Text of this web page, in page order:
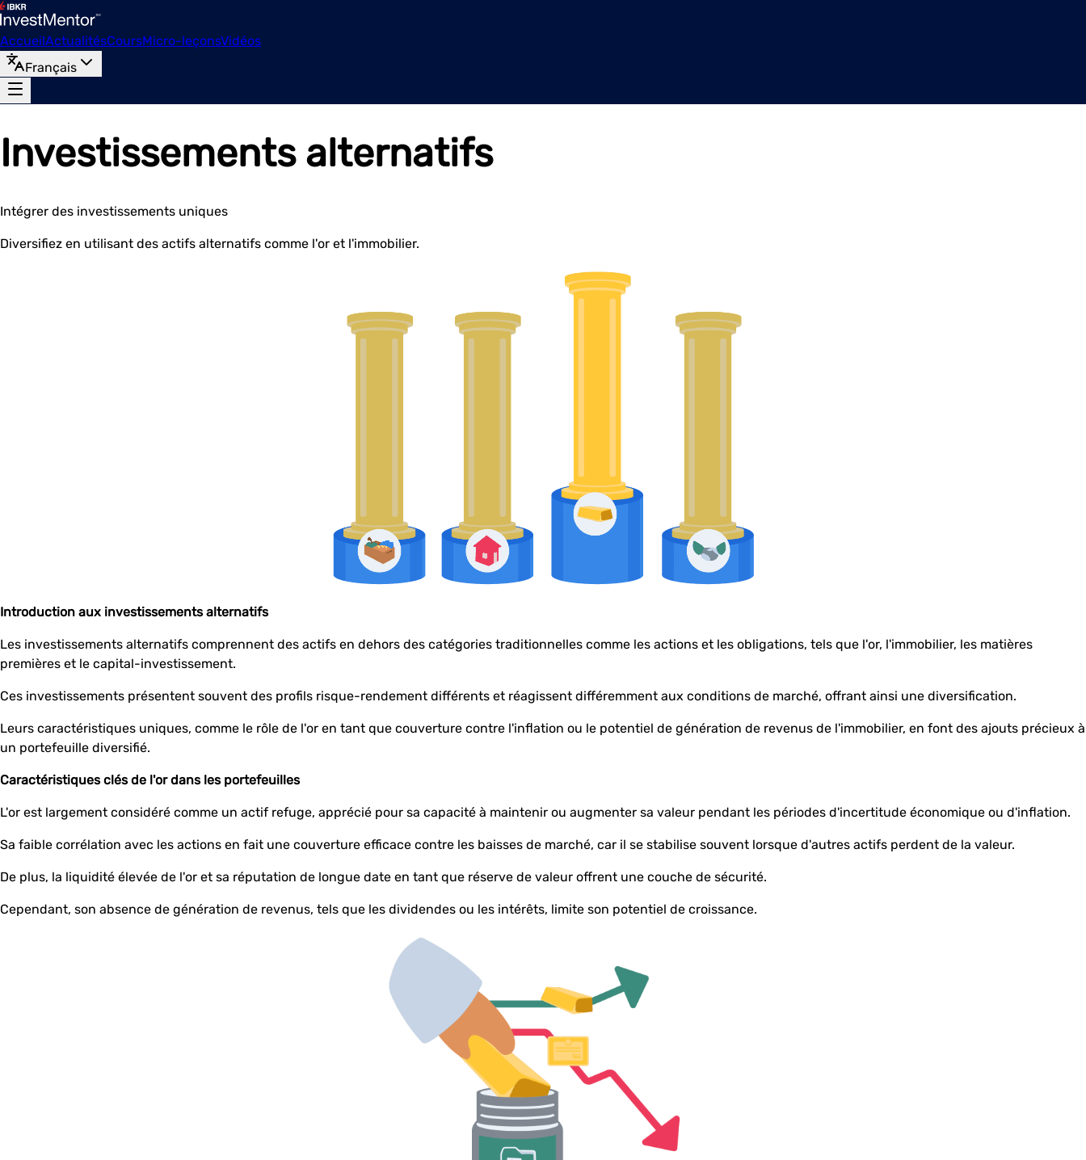
AccueilActualitésCoursMicro-leçonsVidéos
Français
Investissements alternatifs
Intégrer des investissements uniques
Diversifiez en utilisant des actifs alternatifs comme l'or et l'immobilier.
Introduction aux investissements alternatifs
Les investissements alternatifs comprennent des actifs en dehors des catégories traditionnelles comme les actions et les obligations, tels que l'or, l'immobilier, les matières
premières et le capital-investissement.
Ces investissements présentent souvent des profils risque-rendement différents et réagissent différemment aux conditions de marché, offrant ainsi une diversification.
Leurs caractéristiques uniques, comme le rôle de l'or en tant que couverture contre l'inflation ou le potentiel de génération de revenus de l'immobilier, en font des ajouts précieux à
un portefeuille diversifié.
Caractéristiques clés de l'or dans les portefeuilles
L'or est largement considéré comme un actif refuge, apprécié pour sa capacité à maintenir ou augmenter sa valeur pendant les périodes d'incertitude économique ou d'inflation.
Sa faible corrélation avec les actions en fait une couverture efficace contre les baisses de marché, car il se stabilise souvent lorsque d'autres actifs perdent de la valeur.
De plus, la liquidité élevée de l'or et sa réputation de longue date en tant que réserve de valeur offrent une couche de sécurité.
Cependant, son absence de génération de revenus, tels que les dividendes ou les intérêts, limite son potentiel de croissance.